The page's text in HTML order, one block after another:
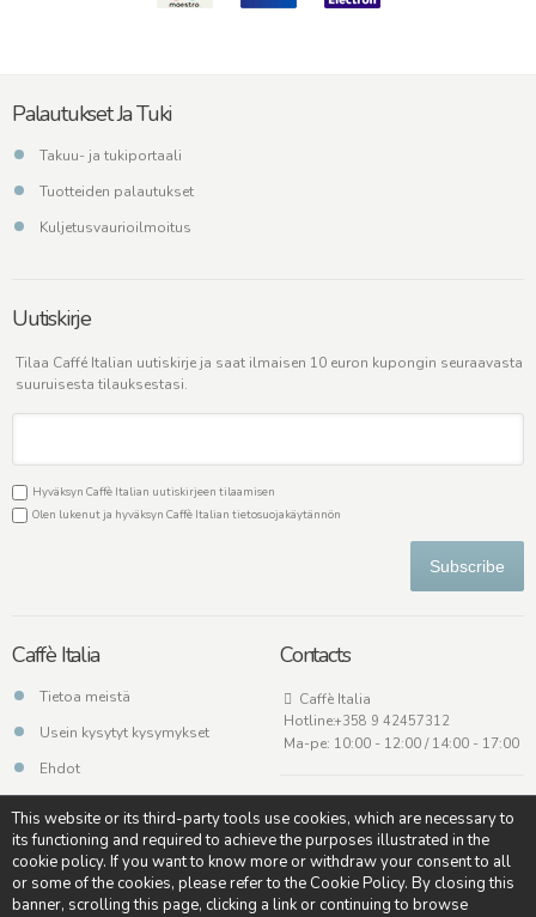
Palautukset Ja Tuki
Takuu- ja tukiportaali
Tuotteiden palautukset
Kuljetusvaurioilmoitus
Uutiskirje
Tilaa Caffé Italian uutiskirje ja saat ilmaisen 10 euron kupongin seuraavasta
suuruisesta tilauksestasi.
Hyväksyn Caffè Italian uutiskirjeen tilaamisen
Olen lukenut ja hyväksyn Caffè Italian tietosuojakäytännön
Subscribe
Caffè Italia
Tietoa meistä
Usein kysytyt kysymykset
Ehdot
Contacts
Caffè Italia
Hotline:+358 9 42457312
Ma-pe: 10:00 - 12:00 / 14:00 - 17:00
This website or its third-party tools use cookies, which are necessary to
its functioning and required to achieve the purposes illustrated in the
cookie policy. If you want to know more or withdraw your consent to all
or some of the cookies, please refer to the Cookie Policy. By closing this
banner, scrolling this page, clicking a link or continuing to browse